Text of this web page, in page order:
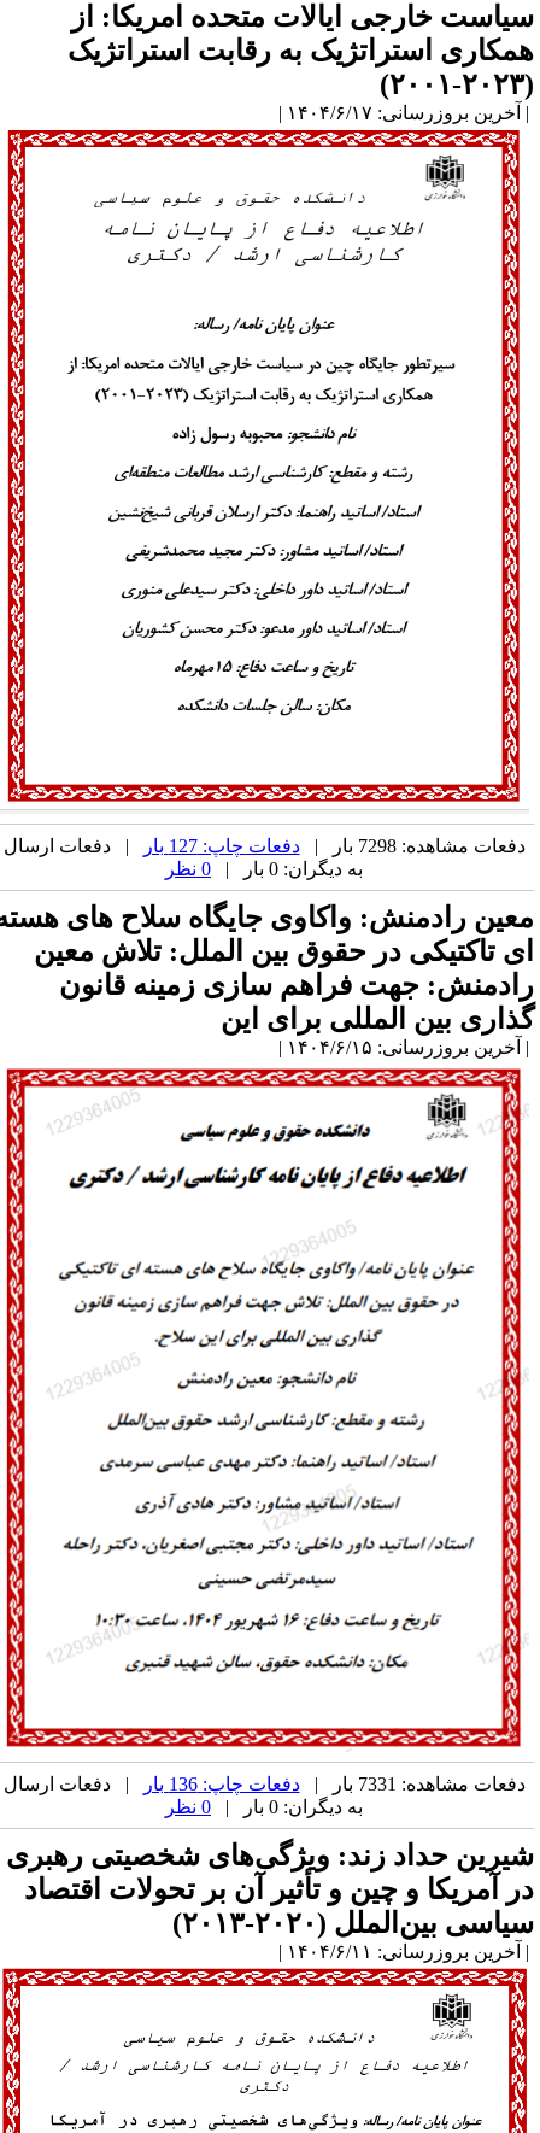
خارجی ایالات متحده امریکا: از
استراتژیک به رقابت استراتژیک
بروزرسانی: ۱۴۰۴/۶/۱۷ |
دفعات مشاهده: 7298 بار | دفعات چاپ: 127 بار
| دفعات ارسال
به دیگران: 0 بار |
رادمنش: واکاوی جایگاه سلاح های هسته
تاکتیکی در حقوق بین الملل: تلاش معین
جهت فراهم سازی زمینه قانون
بین المللی برای این
بروزرسانی: ۱۴۰۴/۶/۱۵ |
دفعات مشاهده: 7331 بار | دفعات چاپ: 136 بار
| دفعات ارسال
به دیگران: 0 بار |
حداد زند: ویژگی‌های شخصیتی رهبری
آمریکا و چین و تأثیر آن بر تحولات اقتصاد
بین‌الملل (۲۰۲۰-۲۰۱۳)
بروزرسانی: ۱۴۰۴/۶/۱۱ |